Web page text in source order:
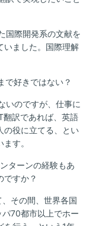
国際開発系の文献を
いました。国際理解
で好きではない？
いのですが、仕事に
翻訳であれば、英語
の役に立てる、とい
す。
ターンの経験もあ
ですか？
その間、世界各国
70都市以上でホー